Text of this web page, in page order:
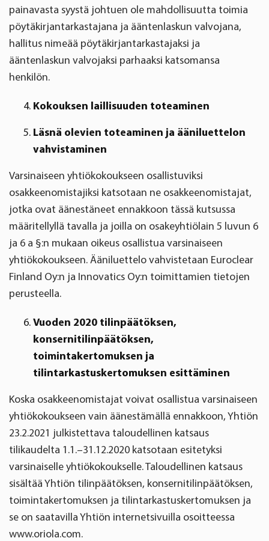
painavasta syystä johtuen ole mahdollisuutta toimia
pöytäkirjantarkastajana ja ääntenlaskun valvojana,
hallitus nimeää pöytäkirjantarkastajaksi ja
ääntenlaskun valvojaksi parhaaksi katsomansa
henkilön.
Kokouksen laillisuuden toteaminen
Läsnä olevien toteaminen ja ääniluettelon
vahvistaminen
Varsinaiseen yhtiökokoukseen osallistuviksi
osakkeenomistajiksi katsotaan ne osakkeenomistajat,
jotka ovat äänestäneet ennakkoon tässä kutsussa
määritellyllä tavalla ja joilla on osakeyhtiölain 5 luvun 6
ja 6 a §:n mukaan oikeus osallistua varsinaiseen
yhtiökokoukseen. Ääniluettelo vahvistetaan Euroclear
Finland Oy:n ja Innovatics Oy:n toimittamien tietojen
perusteella.
Vuoden 2020 tilinpäätöksen,
konsernitilinpäätöksen,
toimintakertomuksen ja
tilintarkastuskertomuksen esittäminen
Koska osakkeenomistajat voivat osallistua varsinaiseen
yhtiökokoukseen vain äänestämällä ennakkoon, Yhtiön
23.2.2021 julkistettava taloudellinen katsaus
tilikaudelta 1.1.–31.12.2020 katsotaan esitetyksi
varsinaiselle yhtiökokoukselle. Taloudellinen katsaus
sisältää Yhtiön tilinpäätöksen, konsernitilinpäätöksen,
toimintakertomuksen ja tilintarkastuskertomuksen ja
se on saatavilla Yhtiön internetsivuilla osoitteessa
www.oriola.com.